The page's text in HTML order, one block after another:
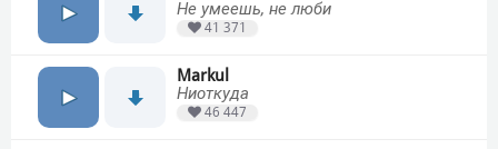
Не умеешь, не люби
41 371
Markul
Ниоткуда
46 447